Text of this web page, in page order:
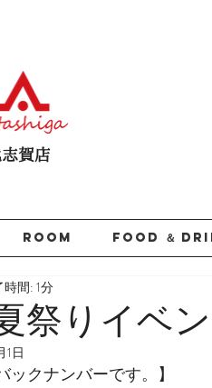
賀​店
祭りイベ
時間: 1分
1日
ックナンバーです。】
ROOM FOOD ＆